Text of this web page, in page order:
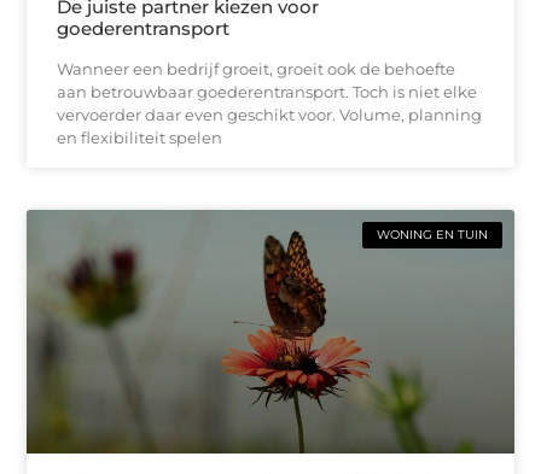
De juiste partner kiezen voor
goederentransport
Wanneer een bedrijf groeit, groeit ook de behoefte
aan betrouwbaar goederentransport. Toch is niet elke
vervoerder daar even geschikt voor. Volume, planning
en flexibiliteit spelen
WONING EN TUIN